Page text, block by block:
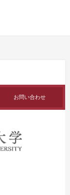
お問い合わせ